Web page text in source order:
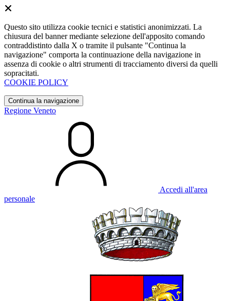
Questo sito utilizza cookie tecnici e statistici anonimizzati. La
chiusura del banner mediante selezione dell'apposito comando
contraddistinto dalla X o tramite il pulsante "Continua la
navigazione" comporta la continuazione della navigazione in
assenza di cookie o altri strumenti di tracciamento diversi da quelli
sopracitati.
COOKIE POLICY
Continua la navigazione
Regione Veneto
Accedi all'area
personale